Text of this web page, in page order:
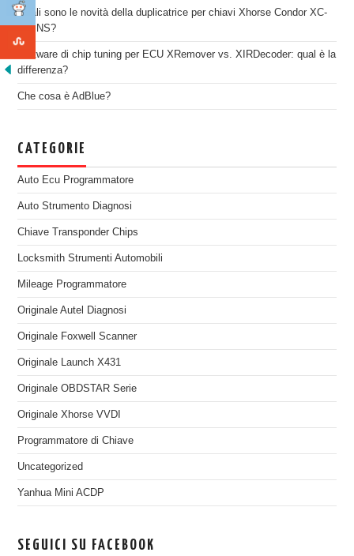
Quali sono le novità della duplicatrice per chiavi Xhorse Condor XC-
TWINS?
Software di chip tuning per ECU XRemover vs. XIRDecoder: qual è la
differenza?
Che cosa è AdBlue?
CATEGORIE
Auto Ecu Programmatore
Auto Strumento Diagnosi
Chiave Transponder Chips
Locksmith Strumenti Automobili
Mileage Programmatore
Originale Autel Diagnosi
Originale Foxwell Scanner
Originale Launch X431
Originale OBDSTAR Serie
Originale Xhorse VVDI
Programmatore di Chiave
Uncategorized
Yanhua Mini ACDP
SEGUICI SU FACEBOOK